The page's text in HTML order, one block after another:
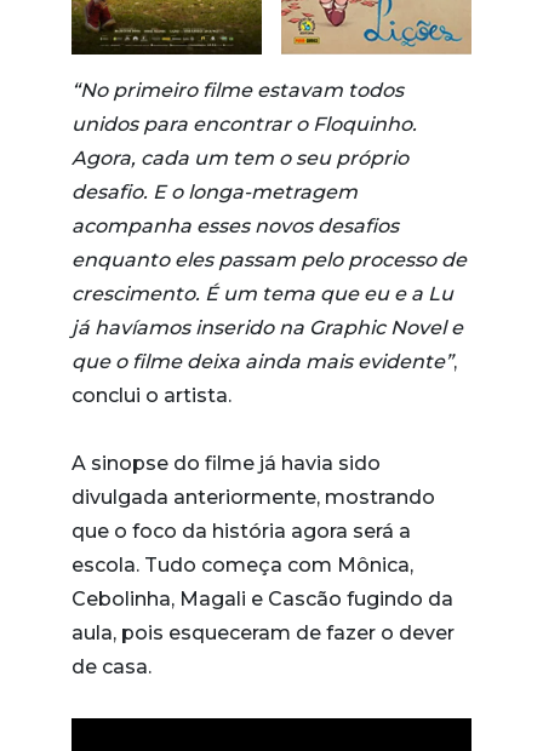
“No primeiro filme estavam todos
unidos para encontrar o Floquinho.
Agora, cada um tem o seu próprio
desafio. E o longa-metragem
acompanha esses novos desafios
enquanto eles passam pelo processo de
crescimento. É um tema que eu e a Lu
já havíamos inserido na Graphic Novel e
que o filme deixa ainda mais evidente”,
conclui o artista.
A sinopse do filme já havia sido
divulgada anteriormente, mostrando
que o foco da história agora será a
escola. Tudo começa com Mônica,
Cebolinha, Magali e Cascão fugindo da
aula, pois esqueceram de fazer o dever
de casa.